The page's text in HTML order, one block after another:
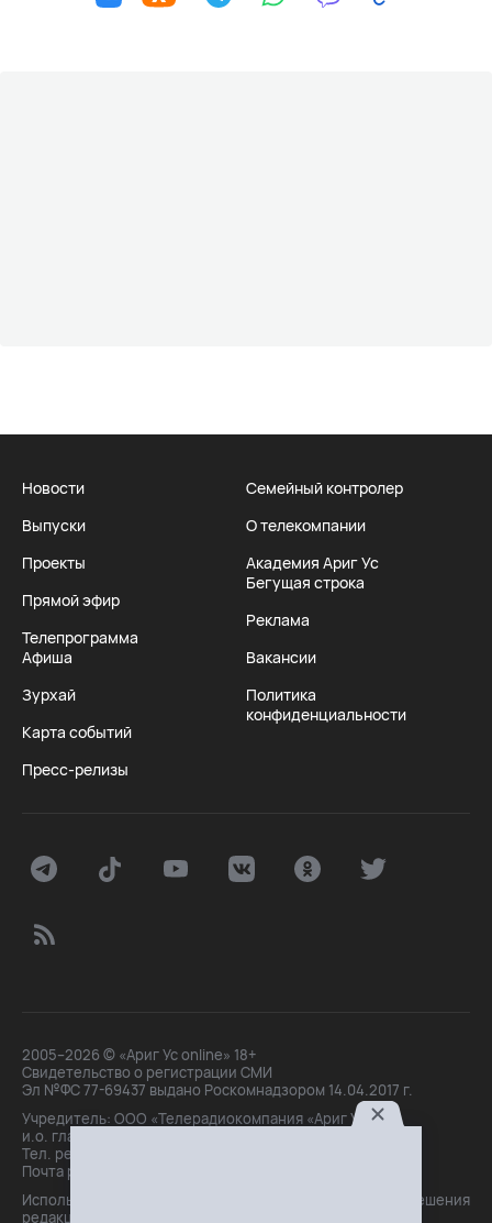
Новости
Выпуски
Проекты
Прямой эфир
Телепрограмма
Афиша
Зурхай
Карта событий
Пресс-релизы
Семейный контролер
О телекомпании
Академия Ариг Ус
Бегущая строка
Реклама
Вакансии
Политика
конфиденциальности
2005–2026 © «Ариг Ус online» 18+
Свидетельство о регистрации СМИ
Эл №ФС 77-69437 выдано Роскомнадзором 14.04.2017 г.
Учредитель: ООО «Телерадиокомпания «Ариг Ус»,
и.о. главного редактора: Маханова О.Б.
Тел. peдakции: +7(3012)21-30-14,
Почта peдakции: editor@arigus.tv
Использование материалов только с письменного разрешения
редакции. При цитировании прямая активная ссылка на